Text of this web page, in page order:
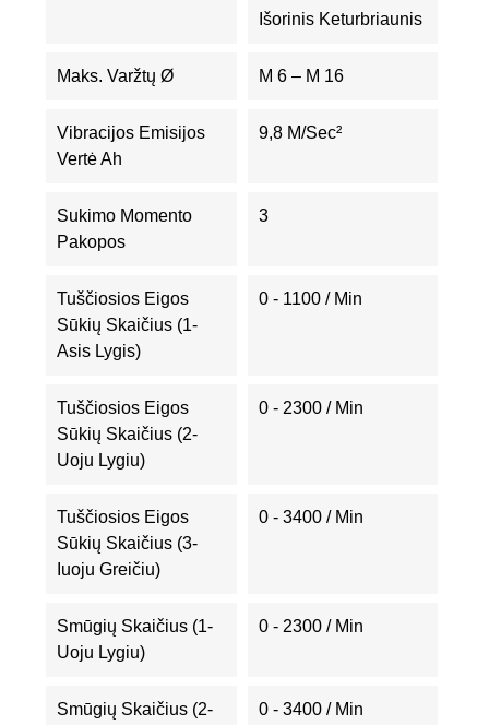
Išorinis Keturbriaunis
Maks. Varžtų Ø M 6 – M 16
Vibracijos Emisijos
Vertė Ah
9,8 M/sec²
Sukimo Momento
Pakopos
3
Tuščiosios Eigos
Sūkių Skaičius (1-
Asis Lygis)
0 - 1100 / Min
Tuščiosios Eigos
Sūkių Skaičius (2-
Uoju Lygiu)
0 - 2300 / Min
Tuščiosios Eigos
Sūkių Skaičius (3-
Iuoju Greičiu)
0 - 3400 / Min
Smūgių Skaičius (1-
Uoju Lygiu)
0 - 2300 / Min
Smūgių Skaičius (2-
0 - 3400 / Min